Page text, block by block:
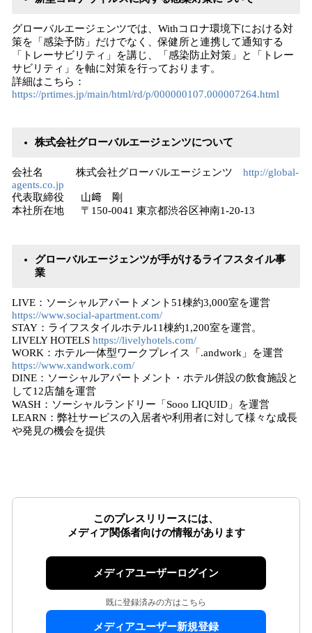
グローバルエージェンツでは、Withコロナ環境下における対
策を「感染予防」だけでなく、保健所と連携して通知する
「トレーサビリティ」を講じ、「感染防止対策」と「トレー
サビリティ」を軸に対策を行っております。
詳細はこちら：
https://prtimes.jp/main/html/rd/p/000000107.000007264.html
株式会社グローバルエージェンツについて
会社名 株式会社グローバルエージェンツ http://global-
agents.co.jp
代表取締役 山﨑 剛
本社所在地 〒150-0041 東京都渋谷区神南1-20-13
グローバルエージェンツが手がけるライフスタイル事
業
LIVE：ソーシャルアパートメント51棟約3,000室を運営
https://www.social-apartment.com/
STAY：ライフスタイルホテル11棟約1,200室を運営。
LIVELY HOTELS https://livelyhotels.com/
WORK：ホテル一体型ワークプレイス「.andwork」を運営
https://www.xandwork.com/
DINE：ソーシャルアパートメント・ホテル併設の飲食施設と
して12店舗を運営
WASH：ソーシャルランドリー「Sooo LIQUID」を運営
LEARN：弊社サービスの入居者や利用者に対して様々な成長
や発見の機会を提供
このプレスリリースには、
メディア関係者向けの情報があります
メディアユーザーログイン
既に登録済みの方はこちら
メディアユーザー新規登録